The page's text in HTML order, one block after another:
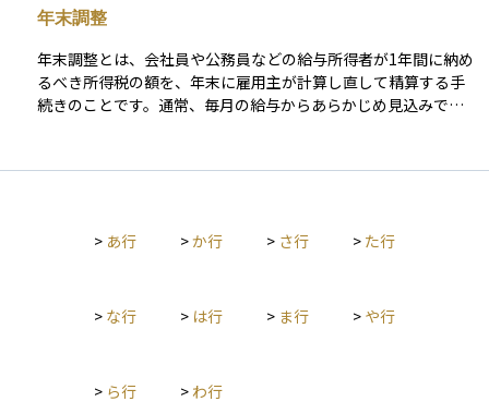
自治体からの返礼品を受け取りつつ税負担を抑えられるため、
けるには寄附先が法令で定める対象に該当することや、寄附金
受領証明書を申告時に添付することが必要で、ワンストップ特
例が利用できる場合には確定申告をしなくても控除が適用され
宅区分ごとに定められた借入限度額までが対象となります。控
除しきれなかった分は翌年度の住民税からも一定額控除されま
す。 適用を受けるにはいくつかの条件があります。主な要件
は、①自ら居住すること、②取得から6か月以内に入居し年末ま
で継続居住すること、③床面積が50㎡以上（一定要件を満たせ
り、長期優良住宅やZEH水準の住宅は借入限度額が優遇されま
す。中古住宅では新耐震基準に適合していることが必要で、古
能に関する証明書などが挙げられます。 住宅ローン控除は、住
年末調整
年末調整とは、会社員や公務員などの給与所得者が1年間に納め
るべき所得税の額を、年末に雇用主が計算し直して精算する手
続きのことです。通常、毎月の給与からあらかじめ見込みで所
な税額を算出し、過不足を調整します。 税金を払いすぎていた
をしなくても納税が完結する仕組みになっており、手間の軽減
い人などは、年末調整だけでは対応できず、別途確定申告が必
> あ行 >か行 > さ行 > た行
> な行 > は行 > ま行 > や行
> ら行 > わ行